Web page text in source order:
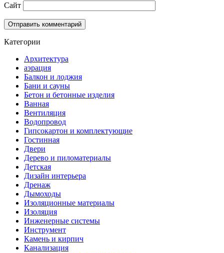
Сайт
Категории
Архитектура
аэрация
Балкон и лоджия
Бани и сауны
Бетон и бетонные изделия
Ванная
Вентиляция
Водопровод
Гипсокартон и комплектующие
Гостинная
Двери
Дерево и пиломатериалы
Детская
Дизайн интерьера
Дренаж
Дымоходы
Изоляционные материалы
Изоляция
Инженерные системы
Инструмент
Камень и кирпич
Канализация